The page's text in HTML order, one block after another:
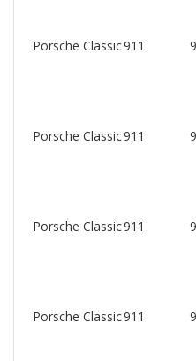
Porsche Classic911
Porsche Classic911
Porsche Classic911
Porsche Classic911